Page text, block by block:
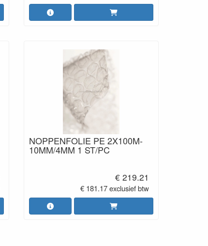
NOPPENFOLIE PE 2X100M-
10MM/4MM 1 ST/PC
€ 219.21
€ 181.17 exclusief btw